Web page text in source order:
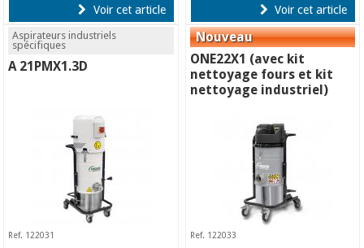
Voir cet article Voir cet article
Aspirateurs industriels
spécifiques
A 21PMX1.3D
Ref. 122031
ONE22X1 (avec kit
nettoyage fours et kit
nettoyage industriel)
Ref. 122033